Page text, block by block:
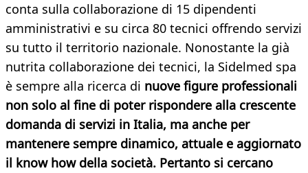
conta sulla collaborazione di 15 dipendenti
amministrativi e su circa 80 tecnici offrendo servizi
su tutto il territorio nazionale. Nonostante la già
nutrita collaborazione dei tecnici, la Sidelmed spa
è sempre alla ricerca di nuove figure professionali
non solo al fine di poter rispondere alla crescente
domanda di servizi in Italia, ma anche per
mantenere sempre dinamico, attuale e aggiornato
il know how della società. Pertanto si cercano